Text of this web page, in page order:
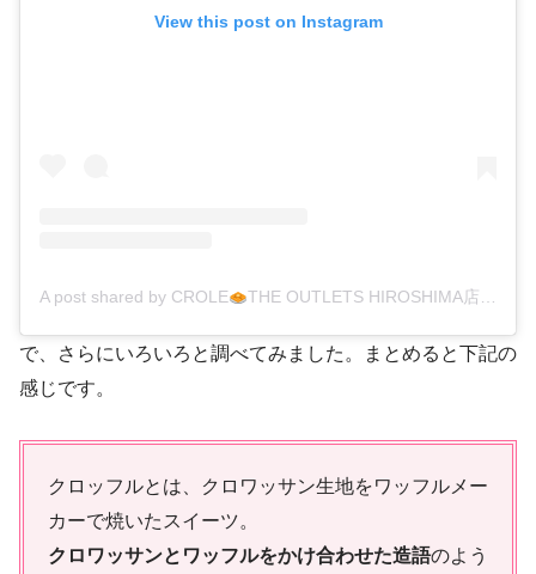
View this post on Instagram
A post shared by CROLE THE OUTLETS HIROSHIMA店 (@crole_hiroshima)
で、さらにいろいろと調べてみました。まとめると下記の
感じです。
クロッフルとは、クロワッサン生地をワッフルメー
カーで焼いたスイーツ。
クロワッサンとワッフルをかけ合わせた造語のよう